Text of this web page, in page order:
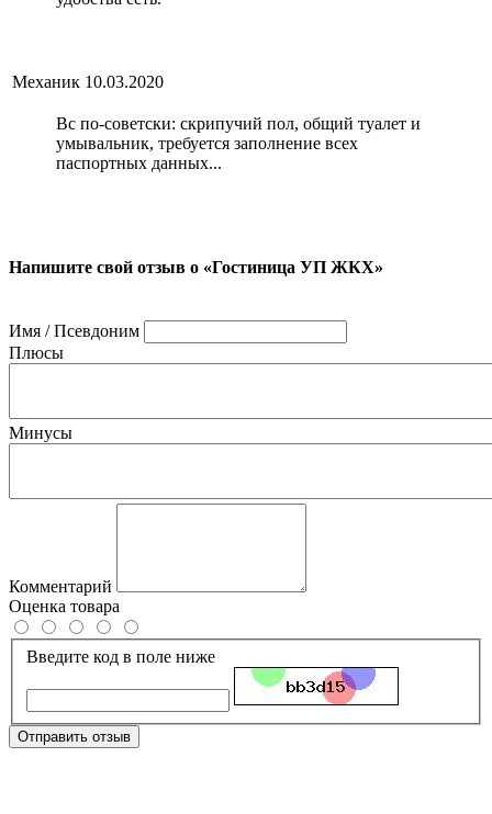
Механик 10.03.2020
Вс по-советски: скрипучий пол, общий туалет и
умывальник, требуется заполнение всех
паспортных данных...
Напишите свой отзыв о «Гостиница УП ЖКХ»
Имя / Псевдоним
Плюсы
Минусы
Комментарий
Оценка товара
Введите код в поле ниже
Отправить отзыв